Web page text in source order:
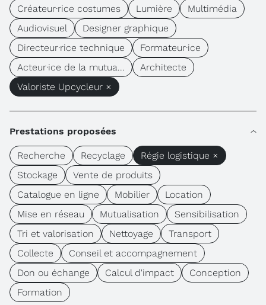
Créateur·rice costumes
Lumière
Multimédia
Audiovisuel
Designer graphique
Directeur·rice technique
Formateur·ice
Acteur·ice de la mutua...
Architecte
Valoriste Upcycleur ×
Prestations proposées
Recherche Recyclage
Régie logistique ×
Stockage
Vente de produits
Catalogue en ligne
Mobilier
Location
Mise en réseau
Mutualisation
Sensibilisation
Tri et valorisation
Nettoyage
Transport
Collecte
Conseil et accompagnement
Don ou échange
Calcul d'impact
Conception
Formation